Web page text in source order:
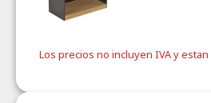
Los precios no incluyen IVA y